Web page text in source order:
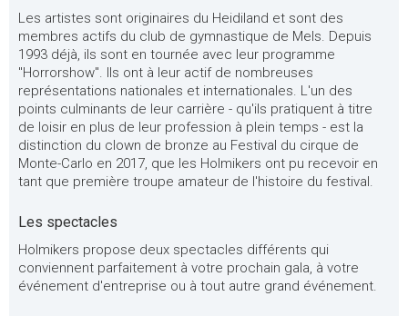
Les artistes sont originaires du Heidiland et sont des
membres actifs du club de gymnastique de Mels. Depuis
1993 déjà, ils sont en tournée avec leur programme
"Horrorshow". Ils ont à leur actif de nombreuses
représentations nationales et internationales. L'un des
points culminants de leur carrière - qu'ils pratiquent à titre
de loisir en plus de leur profession à plein temps - est la
distinction du clown de bronze au Festival du cirque de
Monte-Carlo en 2017, que les Holmikers ont pu recevoir en
tant que première troupe amateur de l'histoire du festival.
Les spectacles
Holmikers propose deux spectacles différents qui
conviennent parfaitement à votre prochain gala, à votre
événement d'entreprise ou à tout autre grand événement.